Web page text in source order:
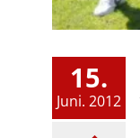
15.
Juni. 2012